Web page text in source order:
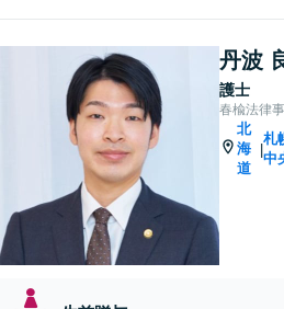
丹波
護士
春楡法律
北
海
道
|
札
中